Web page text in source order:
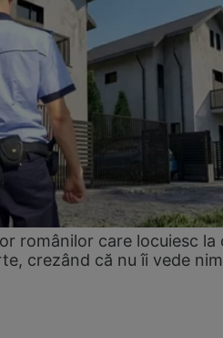
românilor care locuiesc la
crezând că nu îi vede